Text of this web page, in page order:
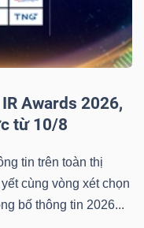
Awards 2026,
từ 10/8
tin trên toàn thị
cùng vòng xét chọn
bố thông tin 2026...